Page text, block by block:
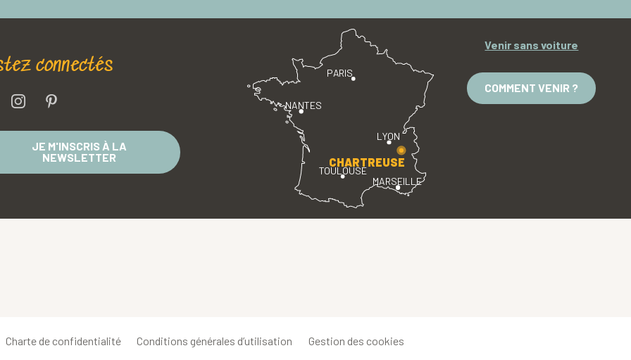
connectés
JE M'INSCRIS À LA
NEWSLETTER
PARIS
LYON
TOULOUSE
MARSEILLE
NANTES
CHARTREUSE
Venir sans voiture
COMMENT VENIR ?
Charte de confidentialité Conditions générales d’utilisation Gestion des cookies